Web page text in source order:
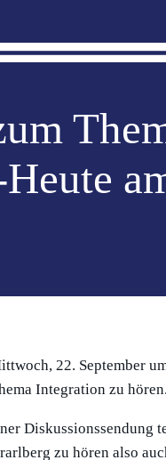
22. September
Integration zu hören.
Diskussionssendung
zu hören also